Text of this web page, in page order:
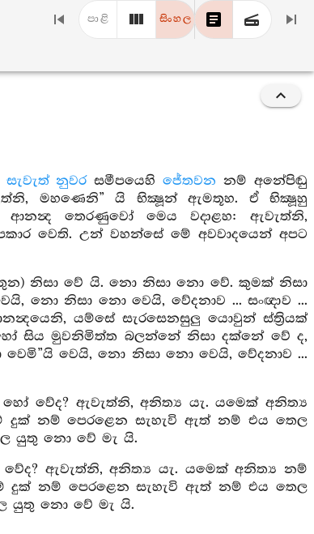
පාළි සිංහල
සැවැත් නුවරසමීපයෙහිජේතවන නම් අනේපිඬු
මහණෙනි” යි භික්‍ෂූන් ඇමතූහ. ඒ භික්‍ෂූහු
තෙරණුවෝ මෙය වදාළහ: ඇවැත්නි,
වෙති. උන් වහන්සේ මේ අවවාදයෙන් අපට
තුන) නිසා වේ යි. නො නිසා නො වේ. කුමක් නිසා
නො නිසා නො වෙයි, වේදනාව ... සංඥාව ...
යම්සේ සැරසෙනසුලු යොවුන් ස්ත්‍රියක්
සිය මුවනිමිත්ත බලන්නේ නිසා දක්නේ වේ ද,
වෙයි, නො නිසා නො වෙයි, වේදනාව ...
වේද? ඇවැත්නි, අනිත්‍ය යැ. යමෙක් අනිත්‍ය
නම් පෙරළෙන සැහැවි ඇත් නම් එය තෙල
යුතු නො වේ මැ යි.
වේද? ඇවැත්නි, අනිත්‍ය යැ. යමෙක් අනිත්‍ය නම්
දුක් නම් පෙරළෙන සැහැවි ඇත් නම් එය තෙල
යුතු නො වේ මැ යි.